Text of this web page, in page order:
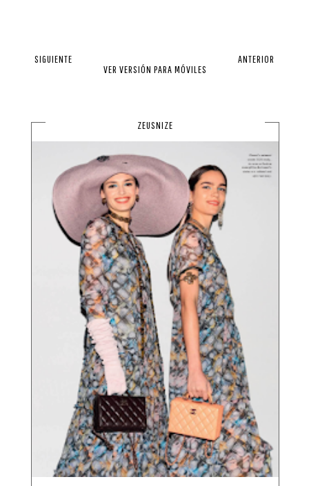
SIGUIENTE
ANTERIOR
VER VERSIÓN PARA MÓVILES
ZEUSNIZE